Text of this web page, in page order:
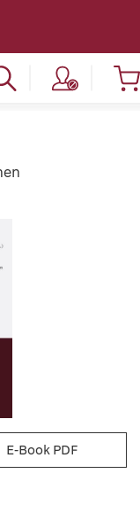
E-Book PDF